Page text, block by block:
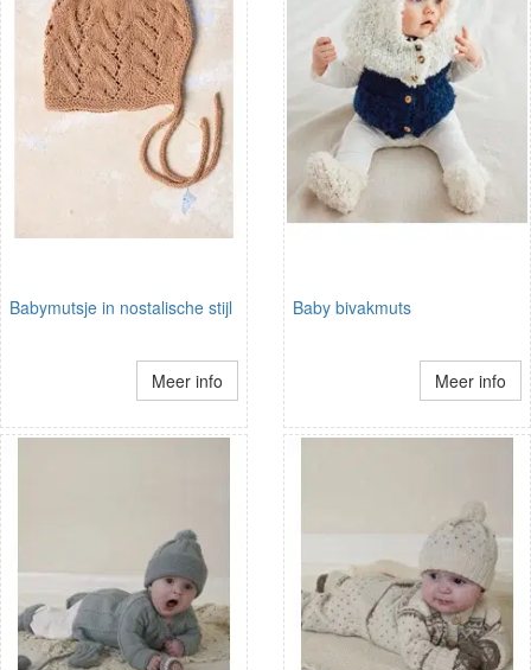
Babymutsje in nostalische stijl
Meer info
Baby bivakmuts
Meer info